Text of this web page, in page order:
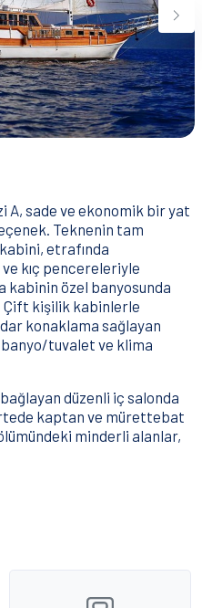
A, sade ve ekonomik bir yat
Teknenin tam
etrafında
kıç pencereleriyle
kabinin özel banyosunda
Çift kişilik kabinlerle
konaklama sağlayan
tuvalet ve klima
düzenli iç salonda
kaptan ve mürettebat
minderli alanlar,